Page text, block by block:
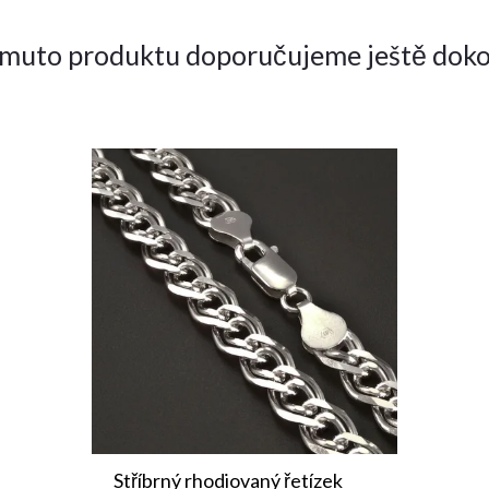
produktu doporučujeme ještě
Stříbrný rhodiovaný řetízek